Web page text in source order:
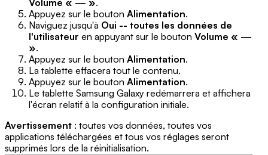
Volume « — ».
Appuyez sur le bouton Alimentation.
Naviguez jusqu'à Oui -- toutes les données de
l'utilisateur en appuyant sur le bouton Volume « —
».
Appuyez sur le bouton Alimentation.
La tablette effacera tout le contenu.
Appuyez sur le bouton Alimentation.
Le tablette Samsung Galaxy redémarrera et affichera
l'écran relatif à la configuration initiale.
Avertissement : toutes vos données, toutes vos
applications téléchargées et tous vos réglages seront
supprimés lors de la réinitialisation.